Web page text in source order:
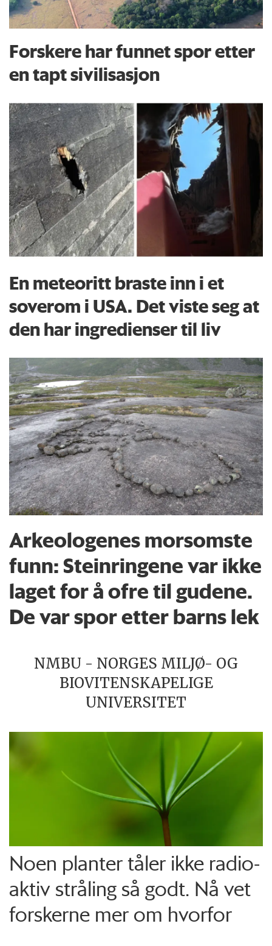
Forskere har funnet spor etter
en tapt sivilisasjon
En meteoritt braste inn i et
soverom i USA. Det viste seg at
den har ingredienser til liv
Arkeologenes morsomste
funn: Steinringene var ikke
laget for å ofre til gudene.
De var spor etter barns lek
NMBU - NORGES MILJØ- OG
BIOVITENSKAPELIGE
UNIVERSITET
Noen planter tåler ikke radio­
aktiv stråling så godt. Nå vet
forskerne mer om hvorfor